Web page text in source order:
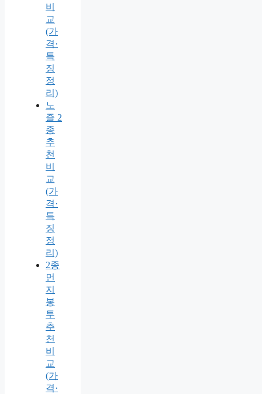
비
교
(가
격·
특
징
정
리)
노
즐 2
종
추
천
비
교
(가
격·
특
징
정
리)
2종
먼
지
봉
투
추
천
비
교
(가
격·